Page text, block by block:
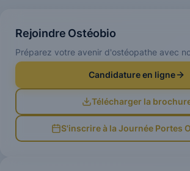
Rejoindre Ostéobio
Préparez votre avenir d'ostéopathe avec
Candidature en ligne
Télécharger la
S'inscrire à la Journée Portes